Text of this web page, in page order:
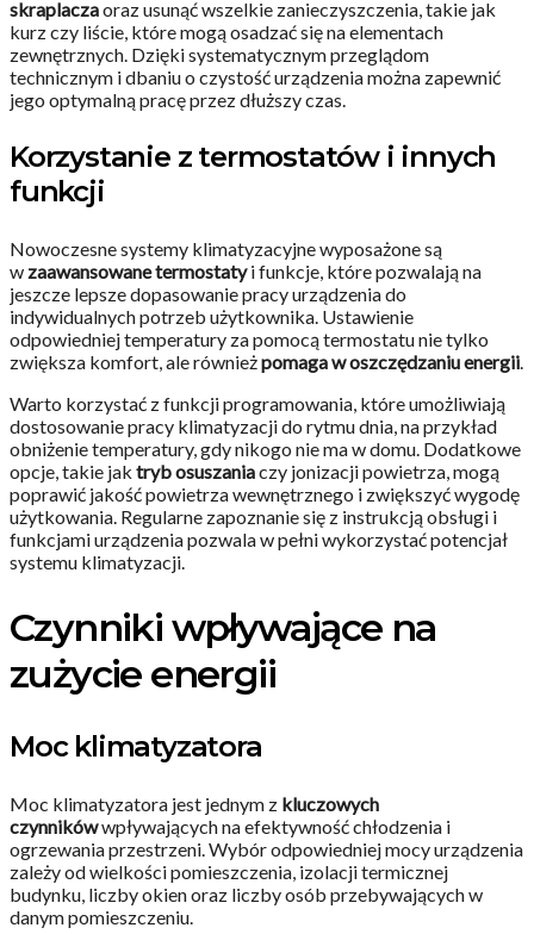
skraplaczaoraz usunąć wszelkie zanieczyszczenia, takie jak
kurz czy liście, które mogą osadzać się na elementach
zewnętrznych. Dzięki systematycznym przeglądom
technicznym i dbaniu o czystość urządzenia można zapewnić
jego optymalną pracę przez dłuższy czas.
Korzystanie z termostatów i innych
funkcji
Nowoczesne systemy klimatyzacyjne wyposażone są
w zaawansowane termostatyi funkcje, które pozwalają na
jeszcze lepsze dopasowanie pracy urządzenia do
indywidualnych potrzeb użytkownika. Ustawienie
odpowiedniej temperatury za pomocą termostatu nie tylko
zwiększa komfort, ale równieżpomaga w oszczędzaniu energii.
Warto korzystać z funkcji programowania, które umożliwiają
dostosowanie pracy klimatyzacji do rytmu dnia, na przykład
obniżenie temperatury, gdy nikogo nie ma w domu. Dodatkowe
opcje, takie jak tryb osuszaniaczy jonizacji powietrza, mogą
poprawić jakość powietrza wewnętrznego i zwiększyć wygodę
użytkowania. Regularne zapoznanie się z instrukcją obsługi i
funkcjami urządzenia pozwala w pełni wykorzystać potencjał
systemu klimatyzacji.
Czynniki wpływające na
zużycie energii
Moc klimatyzatora
Moc klimatyzatora jest jednym z kluczowych
czynnikówwpływających na efektywność chłodzenia i
ogrzewania przestrzeni. Wybór odpowiedniej mocy urządzenia
zależy od wielkości pomieszczenia, izolacji termicznej
budynku, liczby okien oraz liczby osób przebywających w
danym pomieszczeniu.